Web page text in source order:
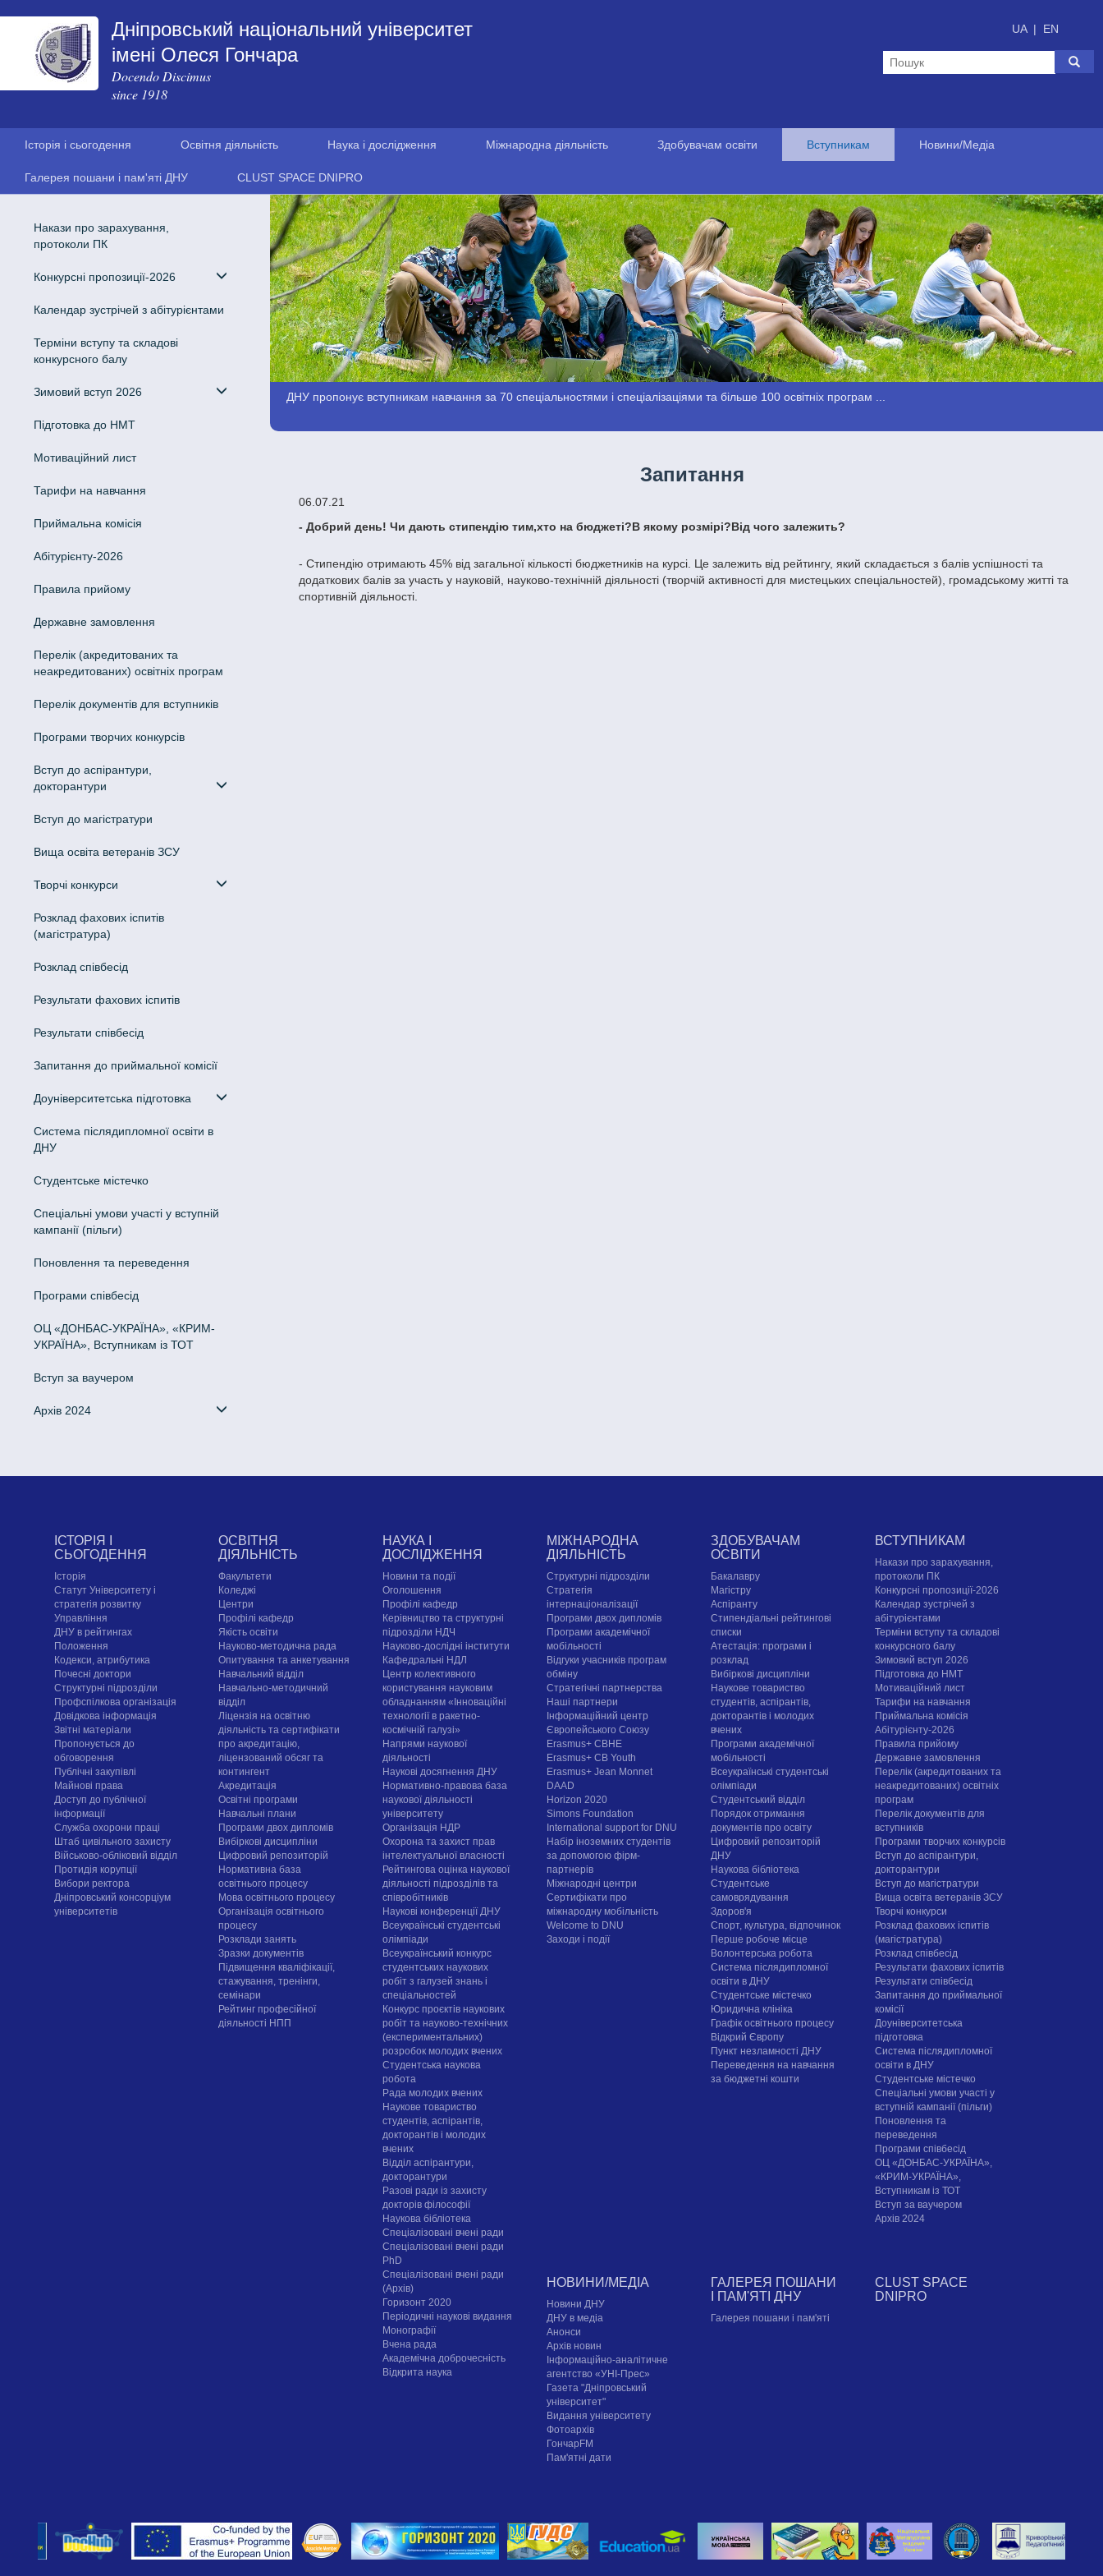
Дніпровський національний університет
імені Олеся Гончара
Docendo Discimus
since 1918
UA | EN
Історія і сьогодення Освітня діяльність Наука і дослідження Міжнародна діяльність Здобувачам освіти Вступникам Новини/Медіа
Галерея пошани і пам'яті ДНУ CLUST SPACE DNIPRO
Накази про зарахування,
протоколи ПК
Конкурсні пропозиції-2026
Календар зустрічей з абітурієнтами
Терміни вступу та складові
конкурсного балу
Зимовий вступ 2026
Підготовка до НМТ
Мотиваційний лист
Тарифи на навчання
Приймальна комісія
Абітурієнту-2026
Правила прийому
Державне замовлення
Перелік (акредитованих та
неакредитованих) освітніх програм
Перелік документів для вступників
Програми творчих конкурсiв
Вступ до аспірантури,
докторантури
Вступ до магістратури
Вища освіта ветеранів ЗСУ
Творчі конкурси
Розклад фахових іспитів
(магістратура)
Розклад співбесід
Результати фахових іспитів
Результати співбесід
Запитання до приймальної комісії
Доуніверситетська підготовка
Система післядипломної освіти в
ДНУ
Cтудентське містечко
Спеціальні умови участі у вступній
кампанії (пільги)
Поновлення та переведення
Програми співбесід
ОЦ «ДОНБАС-УКРАЇНА», «КРИМ-
УКРАЇНА», Вступникам із ТОТ
Вступ за ваучером
Архів 2024
ДНУ пропонує вступникам навчання за 70 спеціальностями і спеціалізаціями та більше 100 освітніх програм ...
Запитання
06.07.21
- Добрий день! Чи дають стипендію тим,хто на бюджеті?В якому розмірі?Від чого залежить?
- Стипендію отримають 45% від загальної кількості бюджетників на курсі. Це залежить від рейтингу, який складається з балів успішності та
додаткових балів за участь у науковій, науково-технічній діяльності (творчій активності для мистецьких спеціальностей), громадському житті та
спортивній діяльності.
ІСТОРІЯ І
СЬОГОДЕННЯ
Історія
Статут Університету і
стратегія розвитку
Управління
ДНУ в рейтингах
Положення
Кодекси, атрибутика
Почесні доктори
Структурні підрозділи
Профспілкова організація
Довідкова інформація
Звітні матеріали
Пропонується до
обговорення
Публічні закупівлі
Майнові права
Доступ до публічної
інформації
Служба охорони праці
Штаб цивільного захисту
Військово-обліковий відділ
Протидія корупції
Вибори ректора
Дніпровський консорціум
університетів
ОСВІТНЯ
ДІЯЛЬНІСТЬ
Факультети
Коледжі
Центри
Профілі кафедр
Якість освіти
Науково-методична рада
Опитування та анкетування
Навчальний відділ
Навчально-методичний
відділ
Ліцензія на освітню
діяльність та сертифікати
про акредитацію,
ліцензований обсяг та
контингент
Акредитація
Освітні програми
Навчальні плани
Програми двох дипломів
Вибіркові дисципліни
Цифровий репозиторій
Нормативна база
освітнього процесу
Мова освітнього процесу
Організація освітнього
процесу
Розклади занять
Зразки документів
Підвищення кваліфікації,
стажування, тренінги,
семінари
Рейтинг професійної
діяльності НПП
НАУКА І
ДОСЛІДЖЕННЯ
Новини та події
Оголошення
Профілі кафедр
Керівництво та структурні
підрозділи НДЧ
Науково-дослідні інститути
Кафедральні НДЛ
Центр колективного
користування науковим
обладнанням «Інноваційні
технології в ракетно-
космічній галузі»
Напрями наукової
діяльності
Наукові досягнення ДНУ
Нормативно-правова база
наукової діяльності
університету
Організація НДР
Охорона та захист прав
інтелектуальної власності
Рейтингова оцінка наукової
діяльності підрозділів та
співробітників
Наукові конференції ДНУ
Всеукраїнські студентські
олімпіади
Всеукраїнський конкурс
студентських наукових
робіт з галузей знань і
спеціальностей
Конкурс проєктів наукових
робіт та науково-технічних
(експериментальних)
розробок молодих вчених
Студентська наукова
робота
Рада молодих вчених
Наукове товариство
студентів, аспірантів,
докторантів і молодих
вчених
Відділ аспірантури,
докторантури
Разові ради із захисту
докторів філософії
Наукова бібліотека
Спеціалізовані вчені ради
Спеціалізовані вчені ради
PhD
Спеціалізовані вчені ради
(Архів)
Горизонт 2020
Періодичні наукові видання
Монографії
Вчена рада
Академічна доброчесність
Відкрита наука
МІЖНАРОДНА
ДІЯЛЬНІСТЬ
Структурні підрозділи
Стратегія
інтернаціоналізації
Програми двох дипломів
Програми академічної
мобільності
Відгуки учасників програм
обміну
Стратегічні партнерства
Наші партнери
Інформаційний центр
Європейського Союзу
Erasmus+ CBHE
Erasmus+ CB Youth
Erasmus+ Jean Monnet
DAAD
Horizon 2020
Simons Foundation
International support for DNU
Набір іноземних студентів
за допомогою фірм-
партнерів
Міжнародні центри
Сертифікати про
міжнародну мобільність
Welcome to DNU
Заходи і події
ЗДОБУВАЧАМ
ОСВІТИ
Бакалавру
Магістру
Аспіранту
Стипендіальні рейтингові
списки
Атестація: програми і
розклад
Вибіркові дисципліни
Наукове товариство
студентів, аспірантів,
докторантів і молодих
вчених
Програми академічної
мобільності
Всеукраїнські студентські
олімпіади
Студентський відділ
Порядок отримання
документів про освіту
Цифровий репозиторій
ДНУ
Наукова бібліотека
Студентське
самоврядування
Здоров'я
Спорт, культура, відпочинок
Перше робоче місце
Волонтерська робота
Система післядипломної
освіти в ДНУ
Cтудентське містечко
Юридична клініка
Графік освітнього процесу
Відкрий Європу
Пункт незламності ДНУ
Переведення на навчання
за бюджетні кошти
ВСТУПНИКАМ
Накази про зарахування,
протоколи ПК
Конкурсні пропозиції-2026
Календар зустрічей з
абітурієнтами
Терміни вступу та складові
конкурсного балу
Зимовий вступ 2026
Підготовка до НМТ
Мотиваційний лист
Тарифи на навчання
Приймальна комісія
Абітурієнту-2026
Правила прийому
Державне замовлення
Перелік (акредитованих та
неакредитованих) освітніх
програм
Перелік документів для
вступників
Програми творчих конкурсiв
Вступ до аспірантури,
докторантури
Вступ до магістратури
Вища освіта ветеранів ЗСУ
Творчі конкурси
Розклад фахових іспитів
(магістратура)
Розклад співбесід
Результати фахових іспитів
Результати співбесід
Запитання до приймальної
комісії
Доуніверситетська
підготовка
Система післядипломної
освіти в ДНУ
Cтудентське містечко
Спеціальні умови участі у
вступній кампанії (пільги)
Поновлення та
переведення
Програми співбесід
ОЦ «ДОНБАС-УКРАЇНА»,
«КРИМ-УКРАЇНА»,
Вступникам із ТОТ
Вступ за ваучером
Архів 2024
НОВИНИ/МЕДІА
Новини ДНУ
ДНУ в медіа
Анонси
Архів новин
Інформаційно-аналітичне
агентство «УНІ-Прес»
Газета "Дніпровський
університет"
Видання університету
Фотоархів
ГончарFM
Пам'ятні дати
ГАЛЕРЕЯ ПОШАНИ
І ПАМ'ЯТІ ДНУ
Галерея пошани і пам'яті
CLUST SPACE
DNIPRO